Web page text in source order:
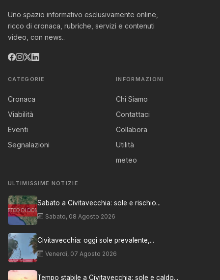
Uno spazio informativo esclusivamente online,
ricco di cronaca, rubriche, servizi e contenuti
video, con news..
CATEGORIE
Cronaca
Viabilità
Eventi
Segnalazioni
INFORMAZIONI
Chi Siamo
Contattaci
Collabora
Utilità
meteo
ULTIMISSIME NOTIZIE
Sabato a Civitavecchia: sole e rischio...
Sabato, 08 Agosto 2026
Civitavecchia: oggi sole prevalente,...
Venerdì, 07 Agosto 2026
Tempo stabile a Civitavecchia: sole e caldo...